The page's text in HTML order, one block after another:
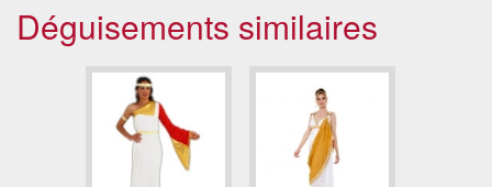
Déguisements similaires